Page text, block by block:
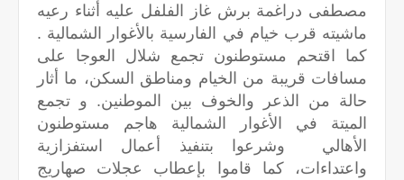
مصطفى دراغمة برش غاز الفلفل عليه أثناء رعيه
ماشيته قرب خيام في الفارسية بالأغوار الشمالية .
كما اقتحم مستوطنون تجمع شلال العوجا على
مسافات قريبة من الخيام ومناطق السكن، ما أثار
حالة من الذعر والخوف بين الموطنين. و تجمع
الميتة في الأغوار الشمالية هاجم مستوطنون
الأهالي وشرعوا بتنفيذ أعمال استفزازية
واعتداءات، كما قاموا بإعطاب عجلات صهاريج